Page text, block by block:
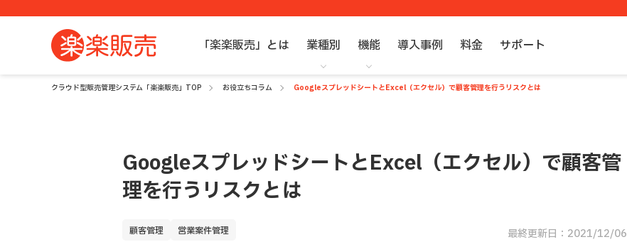
「楽楽販売」とは 業種別 機能 導入事例 料金 サポート
クラウド型販売管理システム「楽楽販売」TOP お役立ちコラム GoogleスプレッドシートとExcel（エクセル）で顧客管理を行うリスクとは
GoogleスプレッドシートとExcel（エクセル）で顧客管
理を行うリスクとは
顧客管理 営業案件管理 最終更新日：2021/12/06